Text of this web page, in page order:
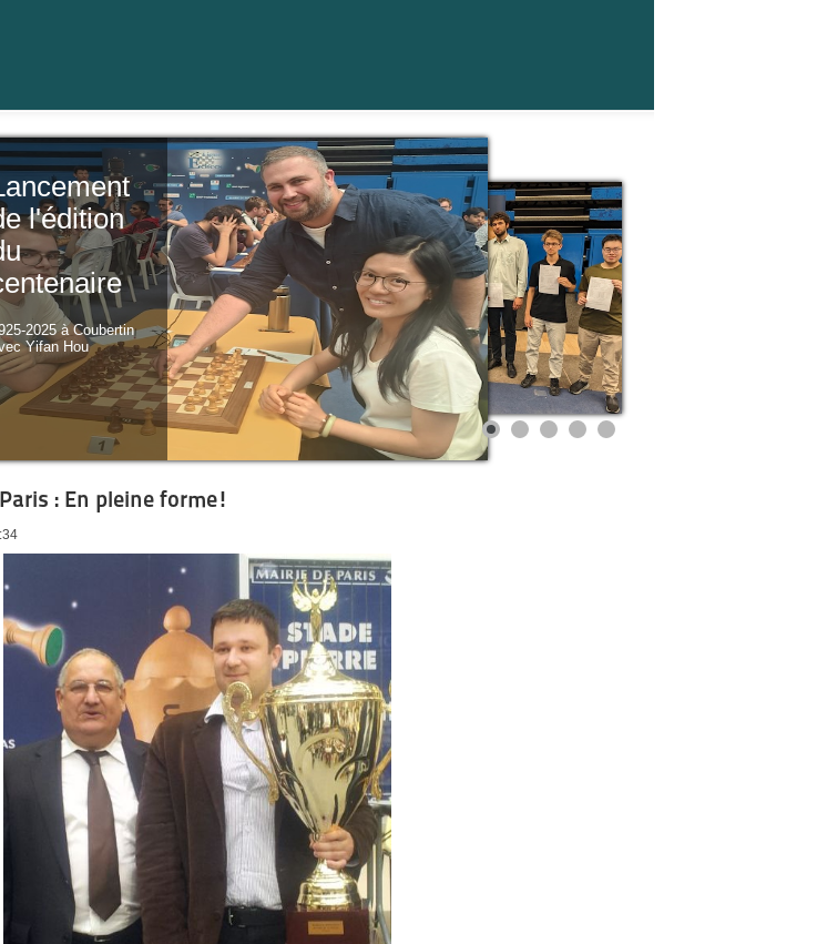
l'édition
2025 à Coubertin
Yifan Hou
: En pleine forme!